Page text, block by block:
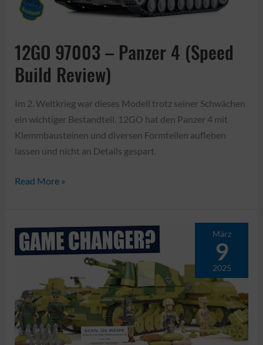
12GO 97003 – Panzer 4 (Speed
Build Review)
Im 2. Weltkrieg war dieses Modell trotz seiner Schwächen
ein wichtiger Bestandteil. 12GO hat den Panzer 4 mit
Klemmbausteinen und diversen Formteilen aufleben
lassen und nicht an Details gespart.
12GO
Panzer
Review)
Read More »
März
9
2025